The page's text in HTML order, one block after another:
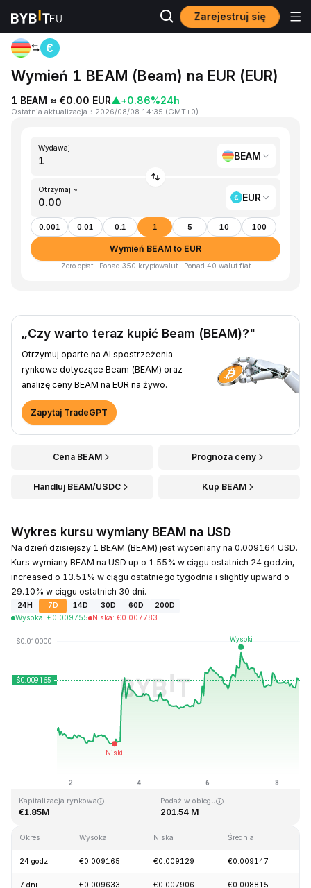
Zarejestruj się
Strona główna
Wymień 1 BEAM (Beam) na EUR (EUR)
1 BEAM ≈ €0.00 EUR▲+0.86%24h
Ostatnia aktualizacja ： 2026/08/08 14:35 (GMT+0)
Wydawaj
BEAM
Otrzymaj ~
EUR
0.001 0.01 0.1 1 5 10 100
Wymień BEAM to EUR
Zero opłat · Ponad 350 kryptowalut · Ponad 40 walut fiat
„Czy warto teraz kupić Beam (BEAM)?"
Otrzymuj oparte na AI spostrzeżenia
rynkowe dotyczące Beam (BEAM) oraz
analizę ceny BEAM na EUR na żywo.
Zapytaj TradeGPT
Cena BEAM Prognoza ceny
Handluj BEAM/USDC Kup BEAM
Wykres kursu wymiany BEAM na USD
Na dzień dzisiejszy 1 BEAM (BEAM) jest wyceniany na 0.009164 USD.
Kurs wymiany BEAM na USD up o 1.55% w ciągu ostatnich 24 godzin,
increased o 13.51% w ciągu ostatniego tygodnia i slightly upward o
29.10% w ciągu ostatnich 30 dni.
24H 7D 14D 30D 60D
200D
Wysoka: €0.009755 Niska: €0.007783
Ostatnia aktualizacja strony: 2026-08-08, 14:35 GMT+0
€0.006168
Kapitalizacja rynkowa
€1.85M
Podaż w obiegu
201.54 M
Okres Wysoka Niska Średnia
24 godz. €0.009165 €0.009129 €0.009147
7 dni €0.009633 €0.007906 €0.008815